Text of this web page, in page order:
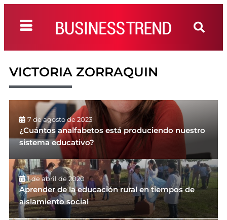
VICTORIA ZORRAQUIN
7 de agosto de 2023
¿Cuántos analfabetos está produciendo nuestro
sistema educativo?
1 de abril de 2020
Aprender de la educación rural en tiempos de
aislamiento social